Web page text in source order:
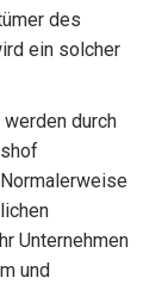
des
ein solcher
werden durch
Unternehmen
und